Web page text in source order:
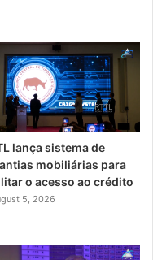
lança sistema de
mobiliárias para
o acesso ao crédito
5, 2026